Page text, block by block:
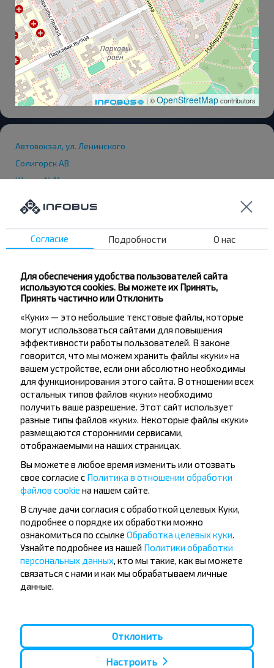
| ©OpenStreetMapcontributors
Автовокзал, ул. Ленинского
Солигорск АВ
Школа №11
Пр Мира
Автопарк №1
Калийспецтранс
Техмонтаж
Планета Детства Д/Ц
Заслонова
Корона Т/Ц
Калинка ф-ка
Купалинка ф-ка
Богомолова
Школа №10
Хотите
путешествовать
дешевле?
Не пропусти специальные акции, скидки и
другие интересные предложения INFOBUS.
Подпишись на получение новостей и
путешествуй с нами дешевле!
Подписаться
Согласие Подробности О нас
Для обеспечения удобства пользователей сайта
используются cookies. Вы можете их Принять,
Принять частично или Отклонить
«Куки» — это небольшие текстовые файлы, которые
могут использоваться сайтами для повышения
эффективности работы пользователей. В законе
говорится, что мы можем хранить файлы «куки» на
вашем устройстве, если они абсолютно необходимы
для функционирования этого сайта. В отношении всех
остальных типов файлов «куки» необходимо
получить ваше разрешение. Этот сайт использует
разные типы файлов «куки». Некоторые файлы «куки»
размещаются сторонними сервисами,
отображаемыми на наших страницах.
Вы можете в любое время изменить или отозвать
свое согласие с Политика в отношении обработки
файлов cookie на нашем сайте.
В случае дачи согласия с обработкой целевых Куки,
подробнее о порядке их обработки можно
ознакомиться по ссылке Обработка целевых куки.
Узнайте подробнее из нашей Политики обработки
персональных данных, кто мы такие, как вы можете
связаться с нами и как мы обрабатываем личные
данные.
Отклонить
Настроить